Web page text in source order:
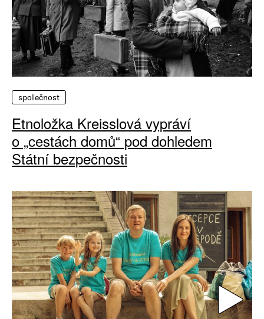
společnost
Etnoložka Kreisslová vypráví
o „cestách domů“ pod dohledem
Státní bezpečnosti